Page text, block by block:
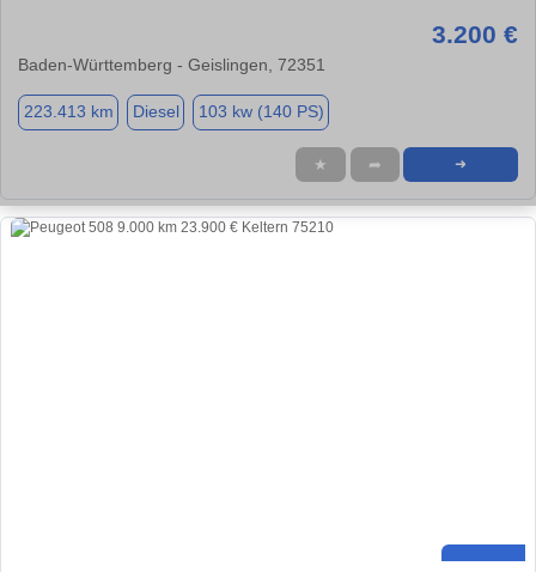
3.200 €
Baden-Württemberg - Geislingen, 72351
223.413 km Diesel 103 kw (140 PS)
★ ➦ ➜